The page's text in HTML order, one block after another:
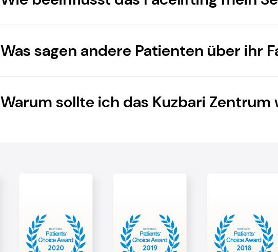
Was sagen andere Patienten über ihr
Warum sollte ich das Kuzbari Zentrum